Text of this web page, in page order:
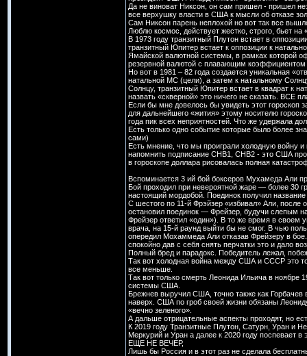
Да не виноват Никсон, он сам пришел - пришел
все верхушку власти в США к мысли об отказе
Сам Никсон парень неплохой но вот так все
Люблю космос, действует жестко, строго, бьет на
В 1973 году транзитный Плутон встает в
транзитный Юпитер встает к оппозиции к
Ямайской валютной системы, в рамках которой
резервной валютой с плавающим
Но вот в 1981 – 82 года создается уникальная
натальной МС (цели), а затем к натальному
Солнцу, транзитный Юпитер встает в квадрат к
назвать «скверной» это ничего не сказать. ВСЕ
Если бы мне довелось бы увидеть этот гороскоп
для дальнейшего «жития» этому носителю
года пик всех неприятностей. Что же удержала
Есть только одно событие которые было более
сами)
Есть мнение, что мы проиграли холодную войну
напомнить подписание СНВ1, СНВ2 - это США
в гороскопе доллара рисовалась полная
Вспоминается 3 ий бой боксеров Мухамеда Али
Бой проходил при невероятной жаре — более 30
настоящий мордобой. Поединок получил
С шестого по 11-й Фрэйзер «избивал» Али, после
остановил поединок — Фрейзер, будучи слепым
Фрейзер ответил «один»). В то же время в своем
врача, на 15-й раунд выйти бы не смог. В чью
опередил Мохаммеда Али отказав Фрейзеру в
спокойно дав с себя снять перчатки это и дало
Полный бред и парадокс. Победитель лежал,
Так вот холодная война между США и СССР это
все меньше.
Так вот только смерть Леонида Ильича в ноябре
системы США.
Брежнев выручил США, точно также как Горбачев
наверх. США по гроб своей жизни обязаны
«вечно зеленого».
А дальше отрицательные аспекты проходят, но
К 2019 году Транзитные Плутон, Сатурн, Уран и
Меркурий и Уран а далее к 2020 году поспевает в
ЕЩЕ НЕ ВЕЧЕР,
Лишь бы Россия и в этот раз не сделала